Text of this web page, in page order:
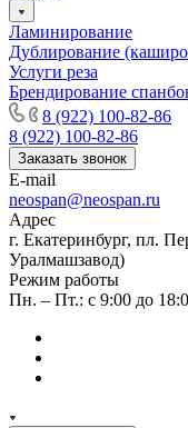
Ламинирование
Дублирование
Услуги реза
Брендирование
8 (922) 100-82-86
8 (922) 100-82-86
Заказать звонок
E-mail
neospan@neospan.ru
Адрес
г. Екатеринбург, пл.
Уралмашзавод)
Режим работы
Пн. – Пт.: с 9:00 до